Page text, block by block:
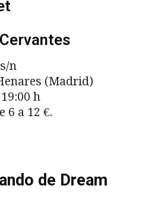
n
(Madrid)
h
6 a 12 €.
de Dream